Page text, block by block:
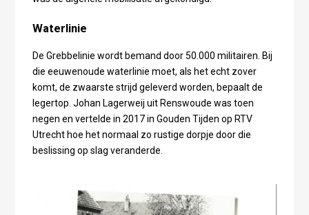
Waterlinie
De Grebbelinie wordt bemand door 50.000 militairen. Bij
die eeuwenoude waterlinie moet, als het echt zover
komt, de zwaarste strijd geleverd worden, bepaalt de
legertop. Johan Lagerweij uit Renswoude was toen
negen en vertelde in 2017 in Gouden Tijden op RTV
Utrecht hoe het normaal zo rustige dorpje door die
beslissing op slag veranderde.